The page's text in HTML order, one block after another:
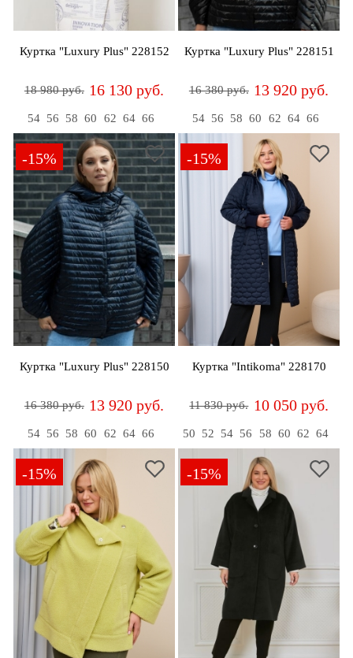
Белье
Одежда
пляжа
Новинки
Куртка "Luxury Plus" 228152
18 980 руб. 16 130 руб.
54 56 58 60 62 64 66
Куртка "Luxury Plus" 228151
16 380 руб. 13 920 руб.
54 56 58 60 62 64 66
-15%
Куртка "Luxury Plus" 228150
16 380 руб. 13 920 руб.
54 56 58 60 62 64 66
-15%
Куртка "Intikoma" 228170
11 830 руб. 10 050 руб.
50 52 54 56 58 60 62 64
-15% -15%